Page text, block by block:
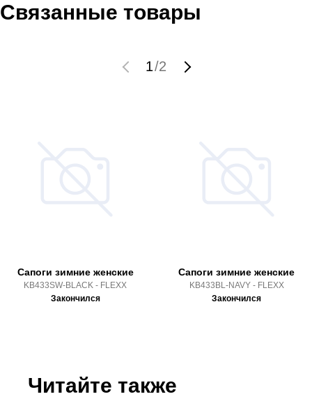
Связанные товары
1/2
Сапоги зимние женские
KB433SW-BLACK - FLEXX
Закончился
Сапоги зимние женские
KB433BL-NAVY - FLEXX
Закончился
Читайте также